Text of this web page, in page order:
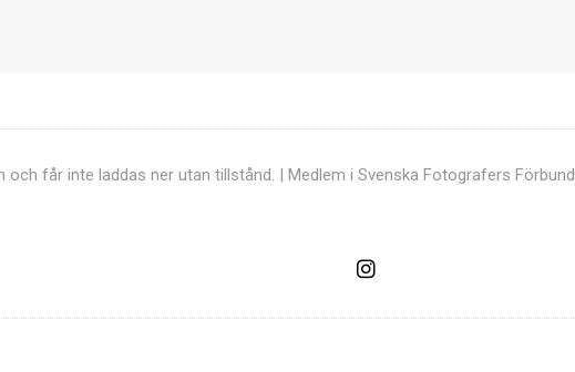
får inte laddas ner utan tillstånd. | Medlem i Svenska Fotografers Förbund